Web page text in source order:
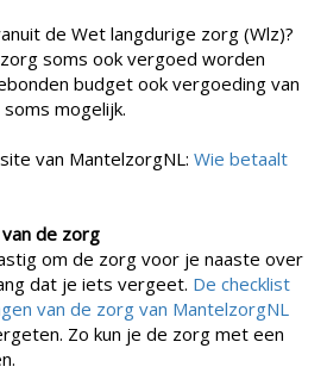
de Wet langdurige zorg (Wlz)?
soms ook vergoed worden
budget ook vergoeding van
mogelijk.
van MantelzorgNL: Wie betaalt
de zorg
om de zorg voor je naaste over
dat je iets vergeet. De checklist
van de zorg van MantelzorgNL
Zo kun je de zorg met een